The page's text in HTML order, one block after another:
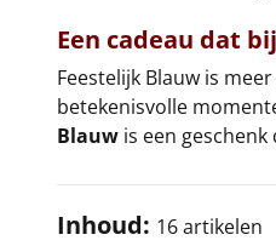
Een cadeau dat
Feestelijk Blauw is
betekenisvolle
Blauw is een
Inhoud: 16 artikelen